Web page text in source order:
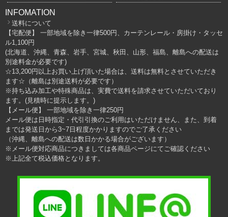
INFOMATION
送料について
【宅配便】 一部地域を除き一律500円、カーテンレール・房掛け・タッセ
ル1,100円
(北海道、沖縄、青森、岩手、宮城、秋田、山形、福島、離島への配送は
別途料金が必要です)
☆13,200円以上お買い上げ頂いた場合は、送料は無料とさせていただき
ます☆（離島は別途送料が必要です）
※持ち込み加工や特殊商品は、実費で送料を請求させていただいており
ます。(見積時に提示します。)
【メール便】 一部地域を除き一律250円
メール便は日時指定・代引引換のご利用はいただけません、また、到着
までは発送日から3~7日程度かかりますのでご了承ください
（沖縄、離島への配送は数日かかる場合がございます）
※メール便対応商品につきましては各商品ページにてご確認ください
※上記全て税込価格となります。